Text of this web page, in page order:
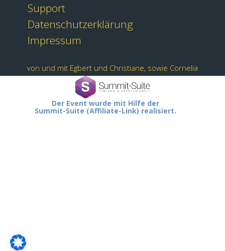
Support
Datenschutzerklärung
Impressum
von und mit Egbert und Christiane, sowie Cornelia
Der Event wurde mit Hilfe der
Summit-Suite (Affiliate-Link) realisiert.